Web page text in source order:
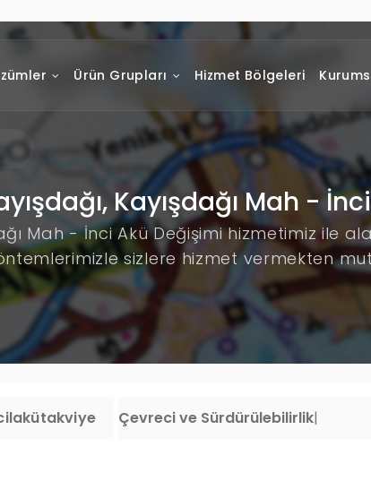
Ürün Grupları Hizmet Bölgeleri
Kayışdağı Mah -
Mah - İnci Akü Değişimi hizmetimiz ile
sizlere hizmet vermekten
Çevreci ve Sürdürülebilirlik|